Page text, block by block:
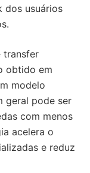
dos usuários
transfer
obtido em
modelo
geral pode ser
com menos
acelera o
e reduz